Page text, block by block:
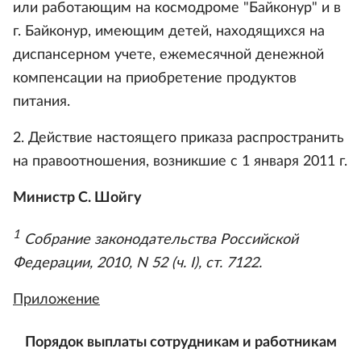
или работающим на космодроме "Байконур" и в
г. Байконур, имеющим детей, находящихся на
диспансерном учете, ежемесячной денежной
компенсации на приобретение продуктов
питания.
2. Действие настоящего приказа распространить
на правоотношения, возникшие с 1 января 2011 г.
Министр С. Шойгу
1 Собрание законодательства Российской
Федерации, 2010, N 52 (ч. I), ст. 7122.
Приложение
Порядок выплаты сотрудникам и работникам